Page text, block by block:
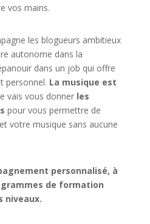
vos mains.
les blogueurs ambitieux
autonome dans la
dans un job qui offre
personnel. La musique est
vais vous donner les
pour vous permettre de
votre musique sans aucune
personnalisé, à
de formation
niveaux.